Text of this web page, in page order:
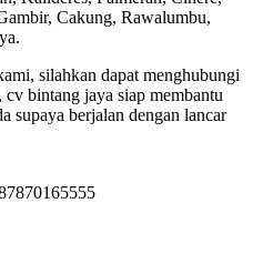
Cakung, Rawalumbu,
silahkan dapat menghubungi
bintang jaya siap membantu
supaya berjalan dengan lancar